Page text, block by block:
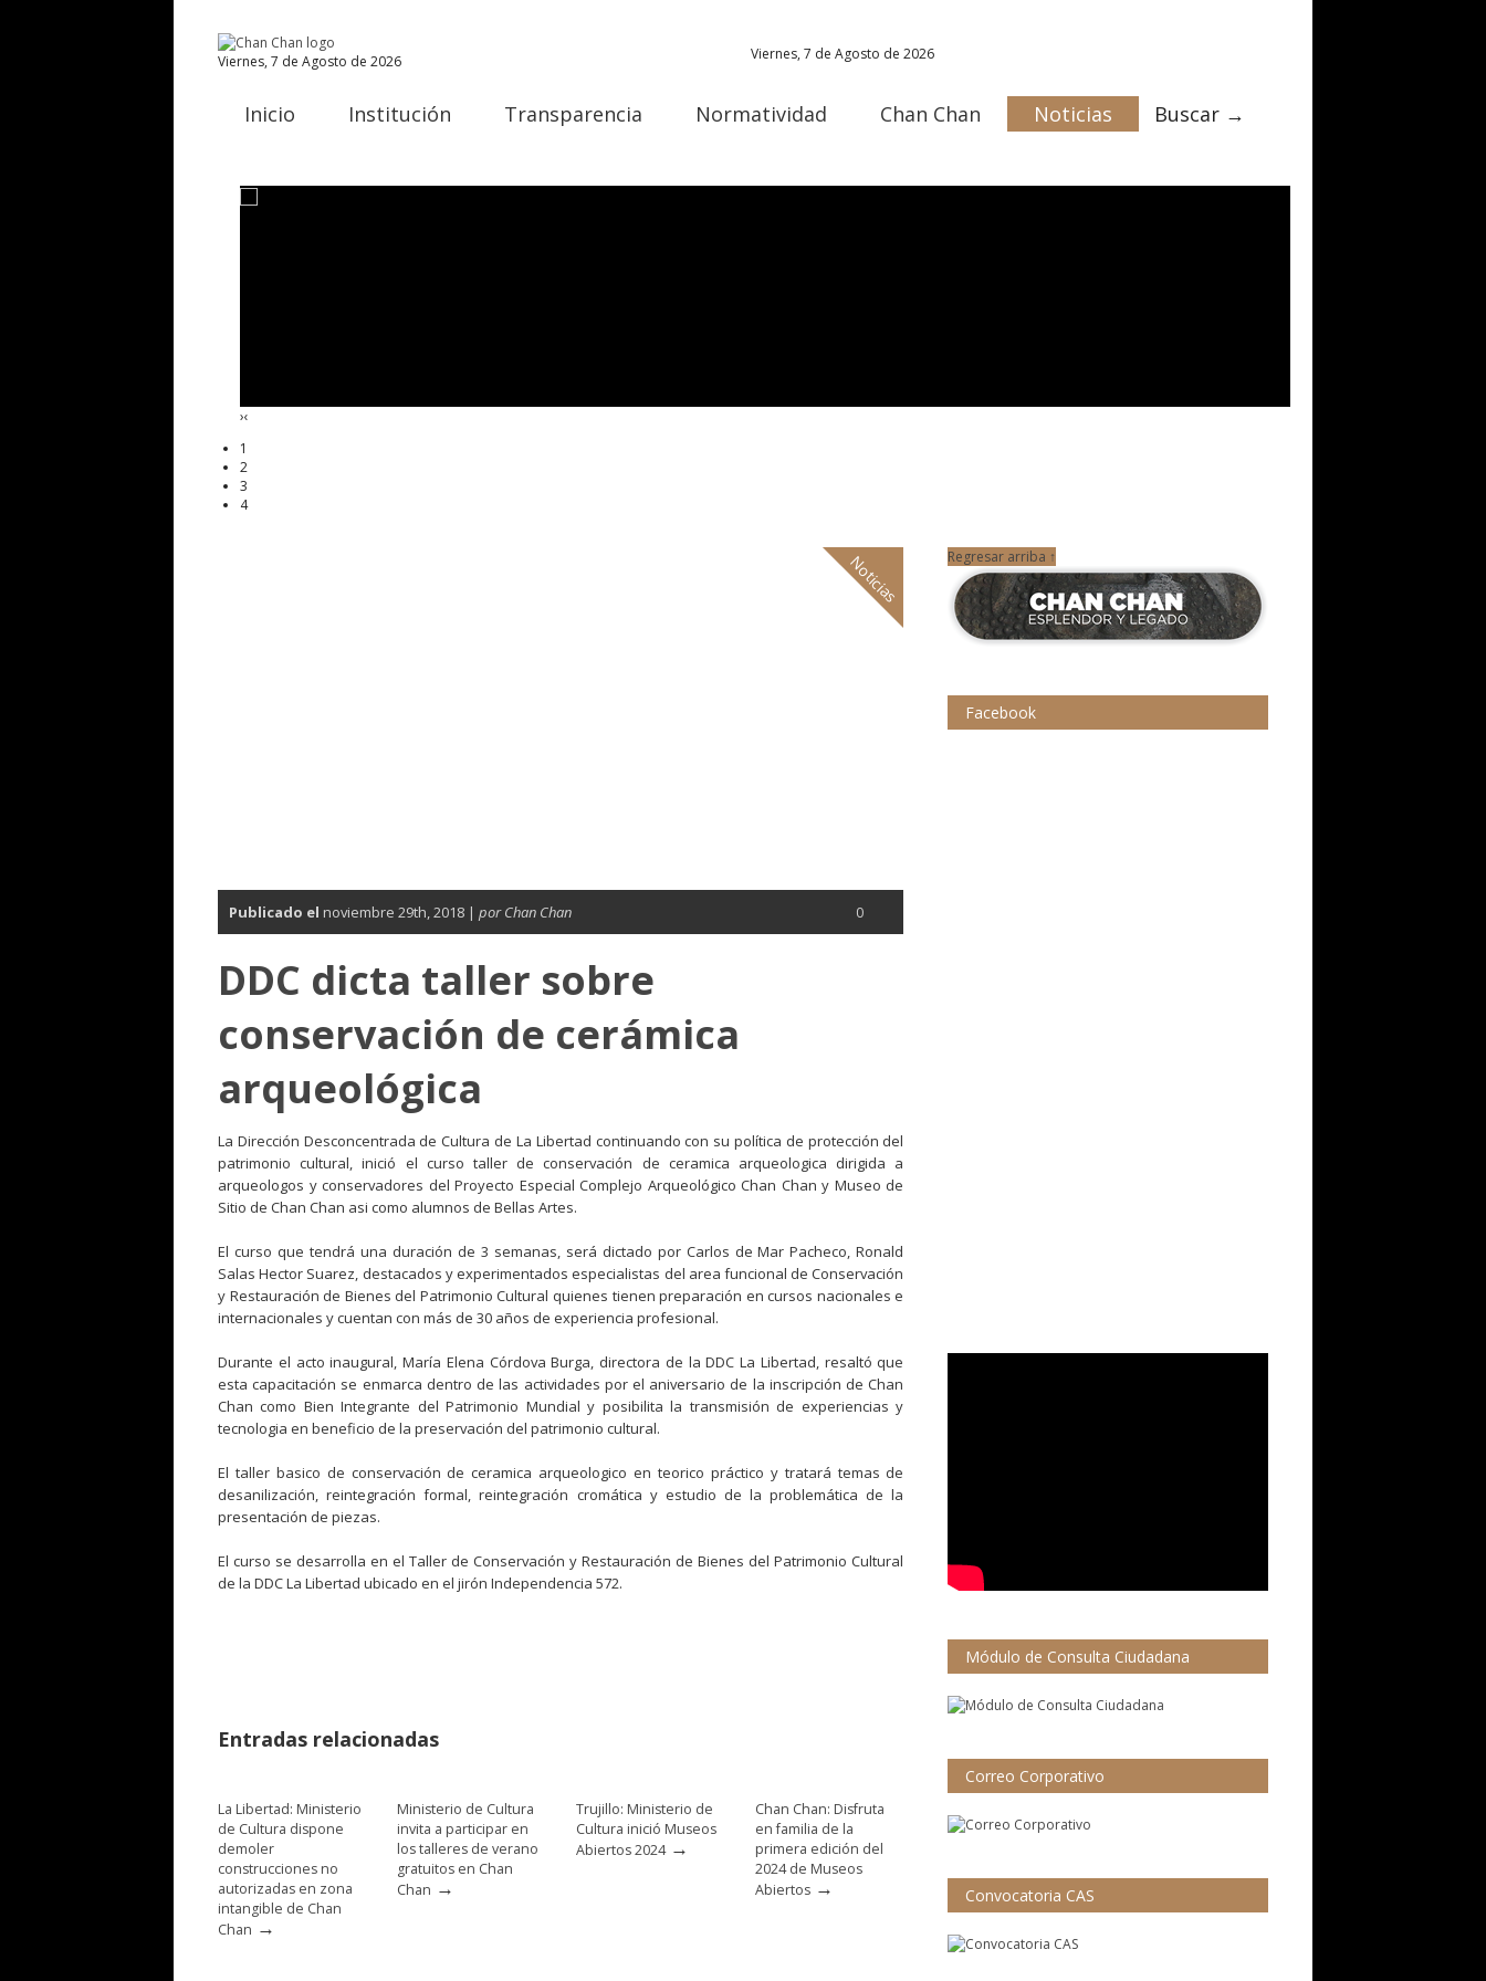
Viernes, 7 de Agosto de 2026
Viernes, 7 de Agosto de 2026
Inicio Institución Transparencia Normatividad Chan Chan Noticias Buscar →
›‹
1
2
3
4
Noticias
Publicado el noviembre 29th, 2018 | por Chan Chan 0
DDC dicta taller sobre
conservación de cerámica
arqueológica
La Dirección Desconcentrada de Cultura de La Libertad continuando con su política de protección del
patrimonio cultural, inició el curso taller de conservación de ceramica arqueologica dirigida a
arqueologos y conservadores del Proyecto Especial Complejo Arqueológico Chan Chan y Museo de
Sitio de Chan Chan asi como alumnos de Bellas Artes.
El curso que tendrá una duración de 3 semanas, será dictado por Carlos de Mar Pacheco, Ronald
Salas Hector Suarez, destacados y experimentados especialistas del area funcional de Conservación
y Restauración de Bienes del Patrimonio Cultural quienes tienen preparación en cursos nacionales e
internacionales y cuentan con más de 30 años de experiencia profesional.
Durante el acto inaugural, María Elena Córdova Burga, directora de la DDC La Libertad, resaltó que
esta capacitación se enmarca dentro de las actividades por el aniversario de la inscripción de Chan
Chan como Bien Integrante del Patrimonio Mundial y posibilita la transmisión de experiencias y
tecnologia en beneficio de la preservación del patrimonio cultural.
El taller basico de conservación de ceramica arqueologico en teorico práctico y tratará temas de
desanilización, reintegración formal, reintegración cromática y estudio de la problemática de la
presentación de piezas.
El curso se desarrolla en el Taller de Conservación y Restauración de Bienes del Patrimonio Cultural
de la DDC La Libertad ubicado en el jirón Independencia 572.
Entradas relacionadas
La Libertad: Ministerio
de Cultura dispone
demoler
construcciones no
autorizadas en zona
intangible de Chan
Chan →
Ministerio de Cultura
invita a participar en
los talleres de verano
gratuitos en Chan
Chan →
Trujillo: Ministerio de
Cultura inició Museos
Abiertos 2024→
Chan Chan: Disfruta
en familia de la
primera edición del
2024 de Museos
Abiertos →
Regresar arriba ↑
Facebook
Módulo de Consulta Ciudadana
Correo Corporativo
Convocatoria CAS